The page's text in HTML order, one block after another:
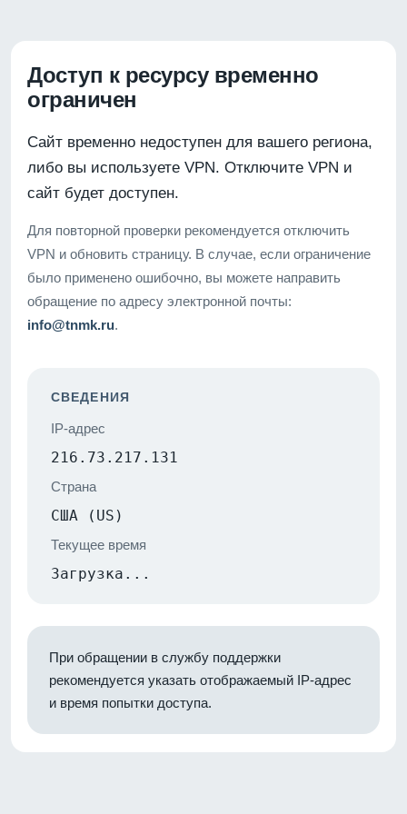
Доступ к ресурсу временно
ограничен
Сайт временно недоступен для вашего региона,
либо вы используете VPN. Отключите VPN и
сайт будет доступен.
Для повторной проверки рекомендуется отключить
VPN и обновить страницу. В случае, если ограничение
было применено ошибочно, вы можете направить
обращение по адресу электронной почты:
info@tnmk.ru.
СВЕДЕНИЯ
IP-адрес
216.73.217.131
Страна
США (US)
Текущее время
Загрузка...
При обращении в службу поддержки
рекомендуется указать отображаемый IP-адрес
и время попытки доступа.